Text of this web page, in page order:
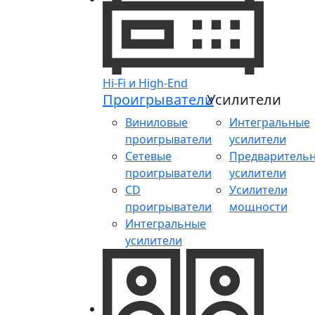
Hi-Fi и High-End
Проигрыватели
Виниловые
проигрыватели
Сетевые
проигрыватели
CD
проигрыватели
Интегральные
усилители
Усилители
Интегральные
усилители
усилители
Усилители
мощности